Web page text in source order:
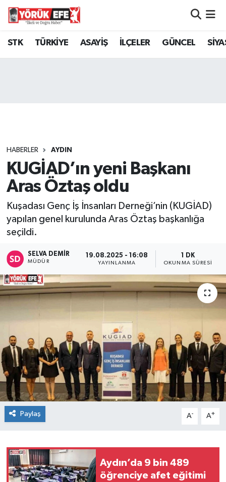
STK TÜRKİYE ASAYİŞ İLÇELER GÜNCEL
HABERLER AYDIN
KUGİAD’ın yeni Başkanı
Aras Öztaş oldu
Kuşadası Genç İş İnsanları Derneği’nin (KUGİAD)
yapılan genel kurulunda Aras Öztaş başkanlığa
seçildi.
SELVA DEMIR
MÜDÜR
19.08.2025 - 16:08
YAYINLANMA
1 DK
OKUNMA SÜRESI
Paylaş A- A+
Aydın’da 9 bin 489
öğrenciye afet eğitimi
Aydın Nöbetçi Eczaneler
Tüm Manşetler
Son Dakika Haberleri
Haber Arşivi